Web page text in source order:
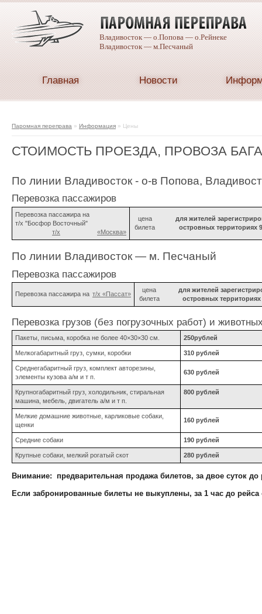
Владивосток — о.Попова — о.Рейнеке
Владивосток — м.Песчаный
Caterpillar
parts
Главная Новости
Паромная переправа » Информация » Цены
СТОИМОСТЬ ПРОЕЗДА, ПРОВОЗА
По линии Владивосток - о-в Попова,
Перевозка пассажиров
Перевозка пассажира на
т/x "Босфор Восточный"
т/x
«Москва»
цена
билета
для жителей
островных территориях
По линии Владивосток — м. Песчаный
Перевозка пассажиров
Перевозка пассажира на т/x «Пассат»
цена
билета
для жителей
островных
Перевозка грузов (без погрузочных работ) и
Пакеты, письма, коробка не более 40×30×30 см. 250рублей
Мелкогабаритный груз, сумки, коробки 310 рублей
Среднегабаритный груз, комплект авторезины,
элементы кузова а/м и т п.
630 рублей
Крупногабаритный груз, холодильник, стиральная
машина, мебель, двигатель а/м и т п.
800 рублей
Мелкие домашние животные, карликовые собаки,
щенки
160 рублей
Средние собаки 190 рублей
Крупные собаки, мелкий рогатый скот 280 рублей
Внимание: предварительная продажа билетов, за двое суток до
Если забронированные билеты не выкуплены, за 1 час до